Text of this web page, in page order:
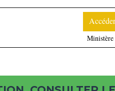
Ministère